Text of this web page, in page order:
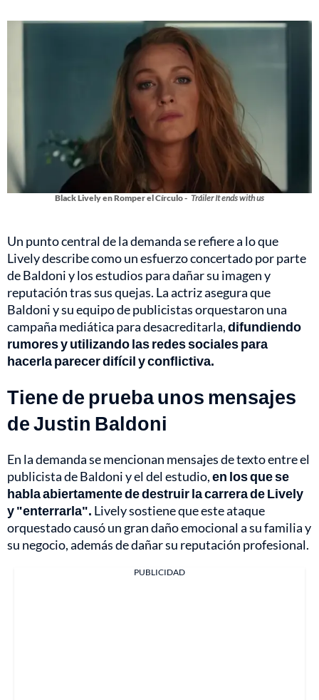
Black Lively en Romper el Círculo - Tráiler It ends with us
Un punto central de la demanda se refiere a lo que
Lively describe como un esfuerzo concertado por parte
de Baldoni y los estudios para dañar su imagen y
reputación tras sus quejas. La actriz asegura que
Baldoni y su equipo de publicistas orquestaron una
campaña mediática para desacreditarla,difundiendo
rumores y utilizando las redes sociales para
hacerla parecer difícil y conflictiva.
Tiene de prueba unos mensajes
de Justin Baldoni
En la demanda se mencionan mensajes de texto entre el
publicista de Baldoni y el del estudio,en los que se
habla abiertamente de destruir la carrera de Lively
y "enterrarla". Lively sostiene que este ataque
orquestado causó un gran daño emocional a su familia y
su negocio, además de dañar su reputación profesional.
PUBLICIDAD